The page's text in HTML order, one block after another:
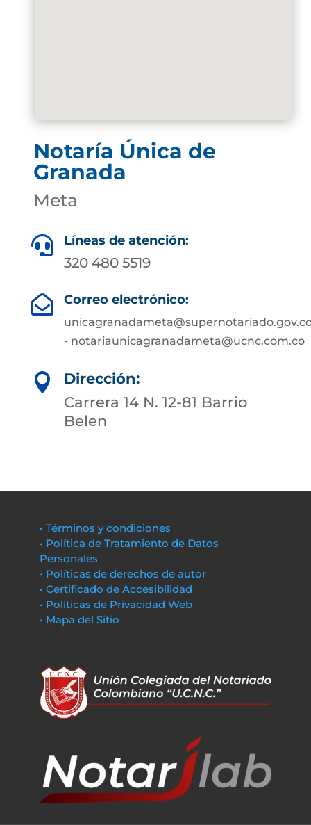
Notaría Única de
Granada
Meta
 Líneas de atención:
320 480 5519
 Correo electrónico:
- notariaunicagranadameta@ucnc.com.co

Dirección:
Carrera 14 N. 12-81 Barrio
Belen
• Términos y condiciones
• Política de Tratamiento de Datos
Personales
• Políticas de derechos de autor
• Certificado de Accesibilidad
• Políticas de Privacidad Web
• Mapa del Sitio